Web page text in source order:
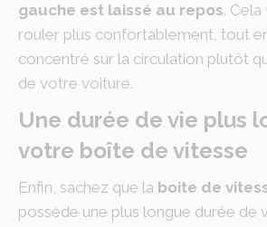
gauche est laissé au repos.
rouler plus confortablement, tout
concentré sur la circulation plutôt
de votre voiture.
Une durée de vie plus
votre boîte de vitesse
Enfin, sachez que la boite de
possède une plus longue durée de